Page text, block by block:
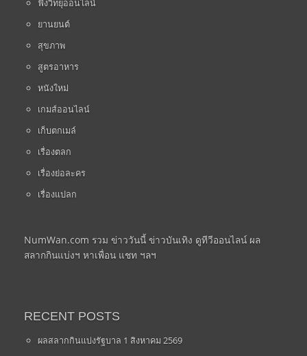
ฟังวิทยุออนไลน์
ยานยนต์
สุขภาพ
สูตรอาหาร
หนังใหม่
เกมส์ออนไลน์
เก็บตกเมล์
เรื่องตลก
เรื่องย่อละคร
เรื่องแปลก
NumWan.com รวม ข่าววันนี้ ข่าวบันเทิง ดูทีวีออนไลน์ ผล
สลากกินแบ่งฯ หาเพื่อน แชท ฯลฯ
RECENT POSTS
ผลสลากกินแบ่งรัฐบาล 1 สิงหาคม 2569